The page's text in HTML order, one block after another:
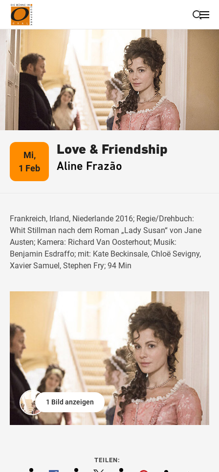
Suche schließen
Wegbeschreibung erhalten
Mi,
1 Feb
Love & Friendship
Aline Frazão
Frankreich, Irland, Niederlande 2016; Regie/Drehbuch:
Whit Stillman nach dem Roman „Lady Susan“ von Jane
Austen; Kamera: Richard Van Oosterhout; Musik:
Benjamin Esdraffo; mit: Kate Beckinsale, Chloë Sevigny,
Xavier Samuel, Stephen Fry; 94 Min
1 Bild anzeigen
TEILEN: